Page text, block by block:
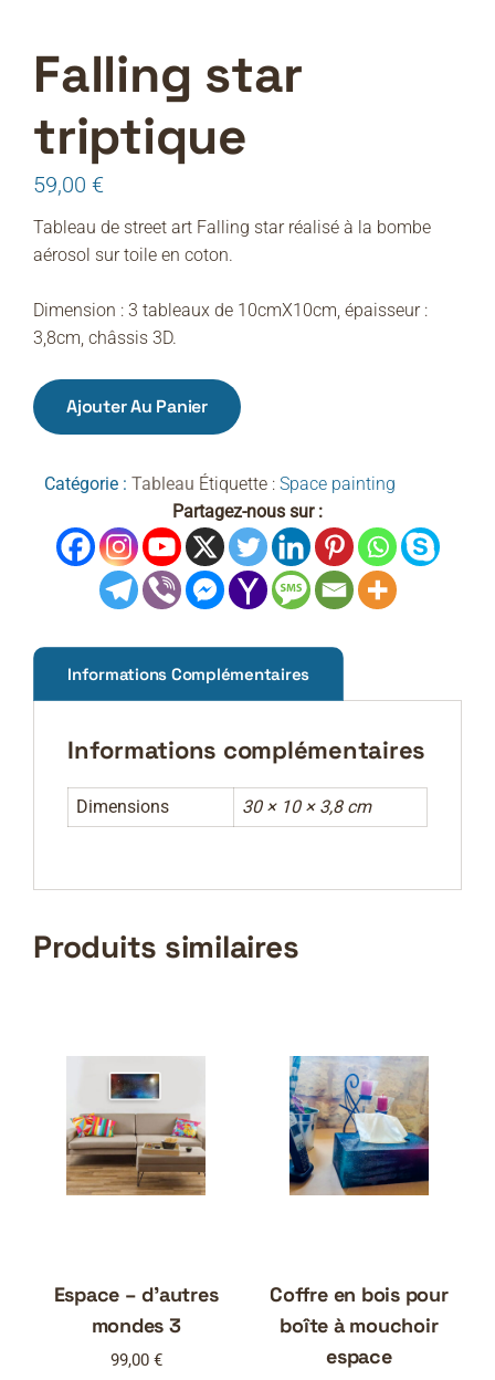
Falling star
triptique
59,00 €
Tableau de street art Falling star réalisé à la bombe
aérosol sur toile en coton.
Dimension : 3 tableaux de 10cmX10cm, épaisseur :
3,8cm, châssis 3D.
quantité
de
star
Ajouter Au Panier
Catégorie : Tableau Étiquette : Space painting
Partagez-nous sur :
Informations Complémentaires
Informations complémentaires
Dimensions 30 × 10 × 3,8 cm
Produits similaires
Espace – d’autres
mondes 3
99,00 €
Coffre en bois pour
boîte à mouchoir
espace